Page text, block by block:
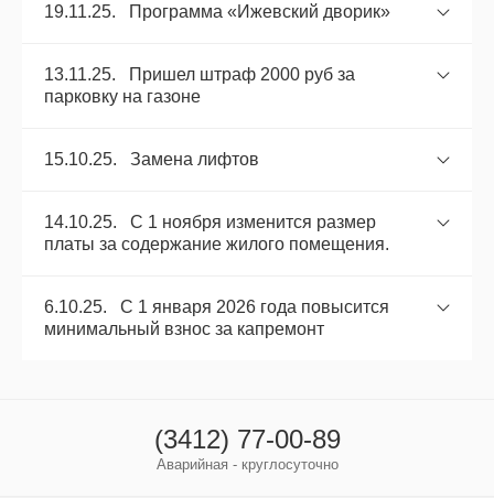
19.11.25. Программа «Ижевский дворик»
13.11.25. Пришел штраф 2000 руб за
парковку на газоне
15.10.25. Замена лифтов
14.10.25. С 1 ноября изменится размер
платы за содержание жилого помещения.
6.10.25. С 1 января 2026 года повысится
минимальный взнос за капремонт
(3412) 77-00-89
Аварийная - круглосуточно